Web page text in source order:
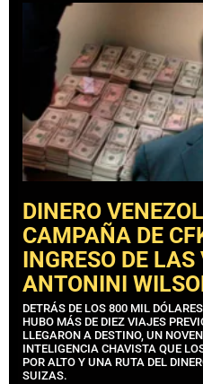
DINERO
CAMPAÑA DE
INGRESO DE
ANTONINI
DETRÁS DE LOS 800 MIL
HUBO MÁS DE DIEZ VIAJES
LLEGARON A DESTINO, UN
INTELIGENCIA CHAVISTA QUE
POR ALTO Y UNA RUTA DEL
SUIZAS.